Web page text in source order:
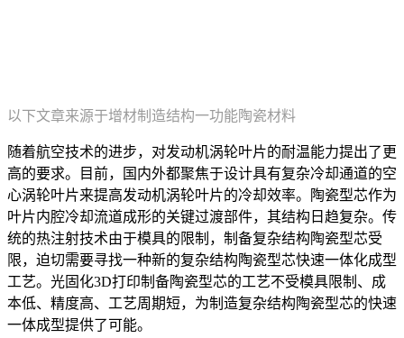
以下文章来源于增材制造结构一功能陶瓷材料
随着航空技术的进步，对发动机涡轮叶片的耐温能力提出了更
高的要求。目前，国内外都聚焦于设计具有复杂冷却通道的空
心涡轮叶片来提高发动机涡轮叶片的冷却效率。陶瓷型芯作为
叶片内腔冷却流道成形的关键过渡部件，其结构日趋复杂。传
统的热注射技术由于模具的限制，制备复杂结构陶瓷型芯受
限，迫切需要寻找一种新的复杂结构陶瓷型芯快速一体化成型
工艺。光固化3D打印制备陶瓷型芯的工艺不受模具限制、成
本低、精度高、工艺周期短，为制造复杂结构陶瓷型芯的快速
一体成型提供了可能。